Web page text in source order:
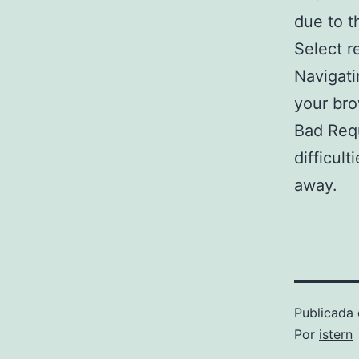
due to
Select
your
Bad
away.
Por istern